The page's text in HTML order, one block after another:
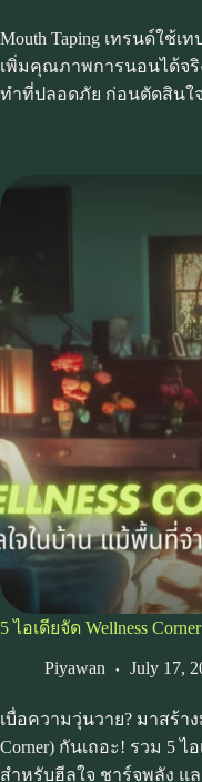
Mouth Taping เทรนด์ใช้
เพิ่มคุณภาพการนอนได้จริ
ทำที่ปลอดภัย ก่อนตัดสินใ
5 ไอเดียจัด Wellness
Piyawan July 17,
เบื่อความวุ่นวาย? มาสร้า
Corner) กันเถอะ! รวม 5
สำหรับฮีลใจ ชาร์จพลัง แ